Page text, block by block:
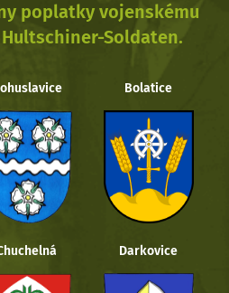
poplatky vojenskému
Soldaten.
Bolatice
Darkovice